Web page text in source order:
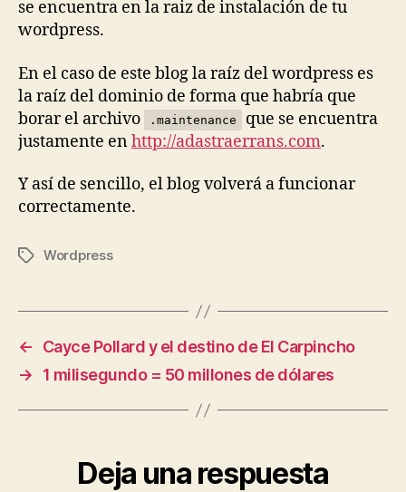
se encuentra en la raiz de instalación de tu
wordpress.
En el caso de este blog la raíz del wordpress es
la raíz del dominio de forma que habría que
borar el archivo
.maintenance
que se encuentra
justamente enhttp://adastraerrans.com.
Y así de sencillo, el blog volverá a funcionar
correctamente.
Etiquetas
Wordpress
←
Cayce Pollard y el destino de El Carpincho
→
1 milisegundo = 50 millones de dólares
Deja una respuesta